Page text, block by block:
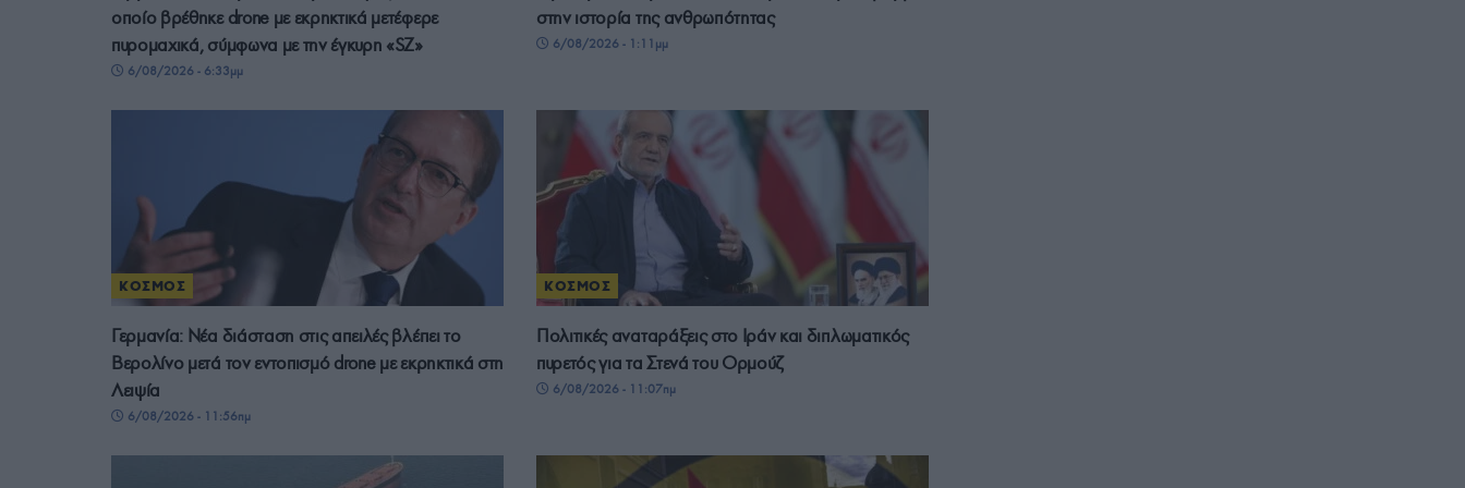
οποίο βρέθηκε drone με εκρηκτικά μετέφερε
πυρομαχικά, σύμφωνα με την έγκυρη «SZ»
6/08/2026 - 6:33μμ
στην ιστορία της ανθρωπότητας
6/08/2026 - 1:11μμ
ΚΟΣΜΟΣ
Γερμανία: Νέα διάσταση στις απειλές βλέπει το
Βερολίνο μετά τον εντοπισμό drone με εκρηκτικά στη
Λειψία
6/08/2026 - 11:56πμ
ΚΟΣΜΟΣ
Πολιτικές αναταράξεις στο Ιράν και διπλωματικός
πυρετός για τα Στενά του Ορμούζ
6/08/2026 - 11:07πμ